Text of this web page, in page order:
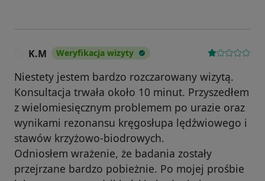
K.M Weryfikacja wizyty
Niestety jestem bardzo rozczarowany wizytą.
Konsultacja trwała około 10 minut. Przyszedłem
z wielomiesięcznym problemem po urazie oraz
wynikami rezonansu kręgosłupa lędźwiowego i
stawów krzyżowo-biodrowych.
Odniosłem wrażenie, że badania zostały
przejrzane bardzo pobieżnie. Po mojej prośbie